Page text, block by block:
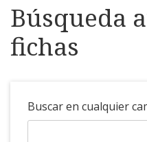
Búsqueda
fichas
Buscar en cualquier